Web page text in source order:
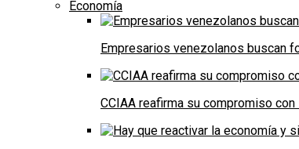
Economía
Empresarios venezolanos buscan
CCIAA reafirma su compromiso